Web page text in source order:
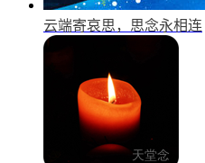
云端寄哀思，思念永相连